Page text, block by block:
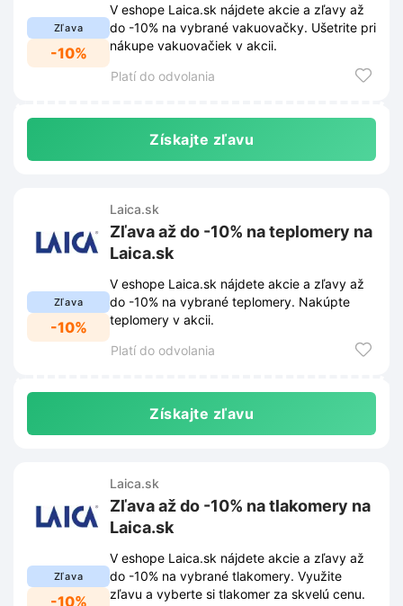
Zľava
-10%
V eshope Laica.sk nájdete akcie a zľavy až
do -10% na vybrané vakuovačky. Ušetrite pri
nákupe vakuovačiek v akcii.
Platí do odvolania
Získajte zľavu
Zľava
-10%
Laica.sk
Zľava až do -10% na teplomery na
Laica.sk
V eshope Laica.sk nájdete akcie a zľavy až
do -10% na vybrané teplomery. Nakúpte
teplomery v akcii.
Platí do odvolania
Získajte zľavu
Zľava
-10%
Laica.sk
Zľava až do -10% na tlakomery na
Laica.sk
V eshope Laica.sk nájdete akcie a zľavy až
do -10% na vybrané tlakomery. Využite
zľavu a vyberte si tlakomer za skvelú cenu.